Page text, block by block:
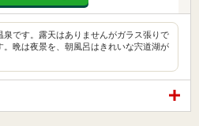
泉です。露天はありませんがガラス張りで
。晩は夜景を、朝風呂はきれいな宍道湖が